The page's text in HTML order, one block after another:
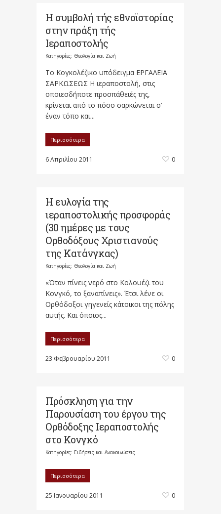
Η συμβολή τής εθνοϊστορίας
στην πράξη τής
Ιεραποστολής
Κατηγορίες: Θεολογία και Ζωή
Το Κογκολέζικο υπόδειγμα ΕΡΓΑΛΕΙΑ
ΣΑΡΚΩΣΕΩΣ Η ιεραποστολή, στις
οποιεσδήποτε προσπάθειές της,
κρίνεται από το πόσο σαρκώνεται σ’
έναν τόπο και...
Περισσότερα
6 Απριλίου 2011 0
Η ευλογία της
ιεραποστολικής προσφοράς
(30 ημέρες με τους
Ορθοδόξους Χριστιανούς
της Κατάνγκας)
Κατηγορίες: Θεολογία και Ζωή
«Όταν πίνεις νερό στο Κολουέζι του
Κονγκό, το ξαναπίνεις». Έτσι λένε οι
Ορθόδοξοι γηγενείς κάτοικοι της πόλης
αυτής. Και όποιος...
Περισσότερα
23 Φεβρουαρίου 2011 0
Πρόσκληση για την
Παρουσίαση του έργου της
Ορθόδοξης Ιεραποστολής
στο Κονγκό
Κατηγορίες: Ειδήσεις και Ανακοινώσεις
Περισσότερα
25 Ιανουαρίου 2011 0